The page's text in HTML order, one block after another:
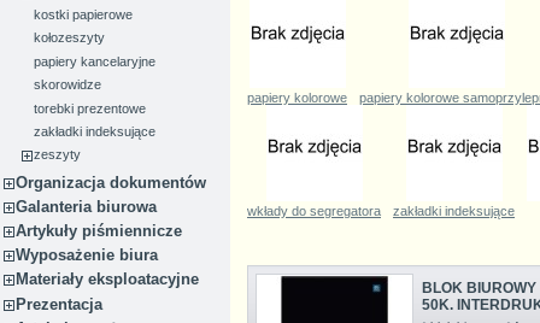
kostki papierowe
kołozeszyty
papiery kancelaryjne
skorowidze
torebki prezentowe
zakładki indeksujące
zeszyty
Organizacja dokumentów
Galanteria biurowa
Artykuły piśmiennicze
Wyposażenie biura
Materiały eksploatacyjne
Prezentacja
papiery kolorowe papiery kolorowe
wkłady do segregatora zakładki indeksujące
BLOK
50K.